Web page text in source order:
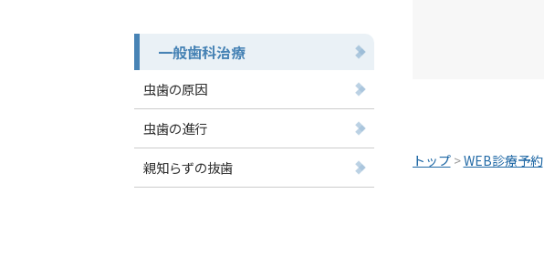
トップ >WEB診療予約
一般歯科治療
虫歯の原因
虫歯の進行
親知らずの抜歯